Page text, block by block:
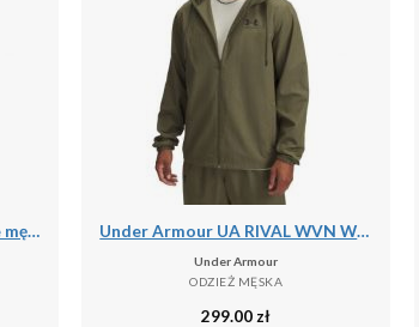
Spodnie dresowe treningowe męskie Under Armour Tricot Jogger (1290261-001) Under Armour UA RIVAL WVN WINDBREAKER Kurtka męska
Under Armour
ODZIEŻ MĘSKA
299.00 zł